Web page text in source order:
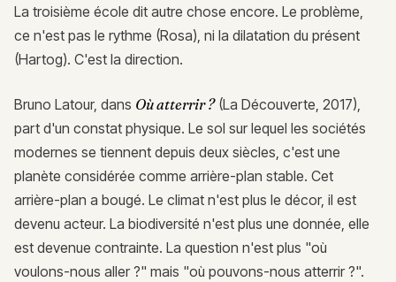
La troisième école dit autre chose encore. Le problème,
ce n'est pas le rythme (Rosa), ni la dilatation du présent
(Hartog). C'est la direction.
Bruno Latour, dans Où atterrir ?(La Découverte, 2017),
part d'un constat physique. Le sol sur lequel les sociétés
modernes se tiennent depuis deux siècles, c'est une
planète considérée comme arrière-plan stable. Cet
arrière-plan a bougé. Le climat n'est plus le décor, il est
devenu acteur. La biodiversité n'est plus une donnée, elle
est devenue contrainte. La question n'est plus "où
voulons-nous aller ?" mais "où pouvons-nous atterrir ?".